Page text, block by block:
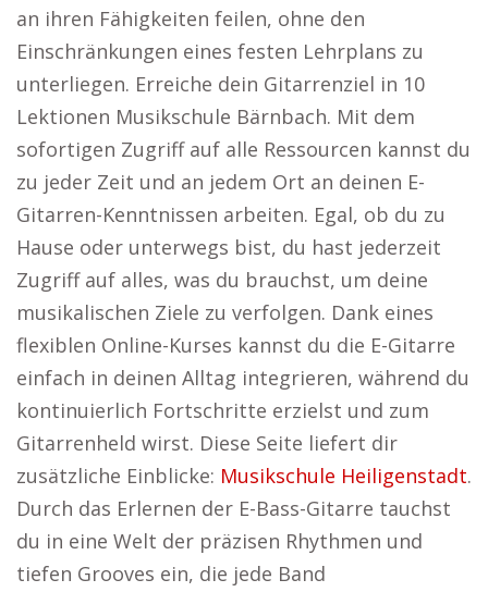
an ihren Fähigkeiten feilen, ohne den
Einschränkungen eines festen Lehrplans zu
unterliegen. Erreiche dein Gitarrenziel in 10
Lektionen Musikschule Bärnbach. Mit dem
sofortigen Zugriff auf alle Ressourcen kannst du
zu jeder Zeit und an jedem Ort an deinen E-
Gitarren-Kenntnissen arbeiten. Egal, ob du zu
Hause oder unterwegs bist, du hast jederzeit
Zugriff auf alles, was du brauchst, um deine
musikalischen Ziele zu verfolgen. Dank eines
flexiblen Online-Kurses kannst du die E-Gitarre
einfach in deinen Alltag integrieren, während du
kontinuierlich Fortschritte erzielst und zum
Gitarrenheld wirst. Diese Seite liefert dir
zusätzliche Einblicke: Musikschule Heiligenstadt.
Durch das Erlernen der E-Bass-Gitarre tauchst
du in eine Welt der präzisen Rhythmen und
tiefen Grooves ein, die jede Band